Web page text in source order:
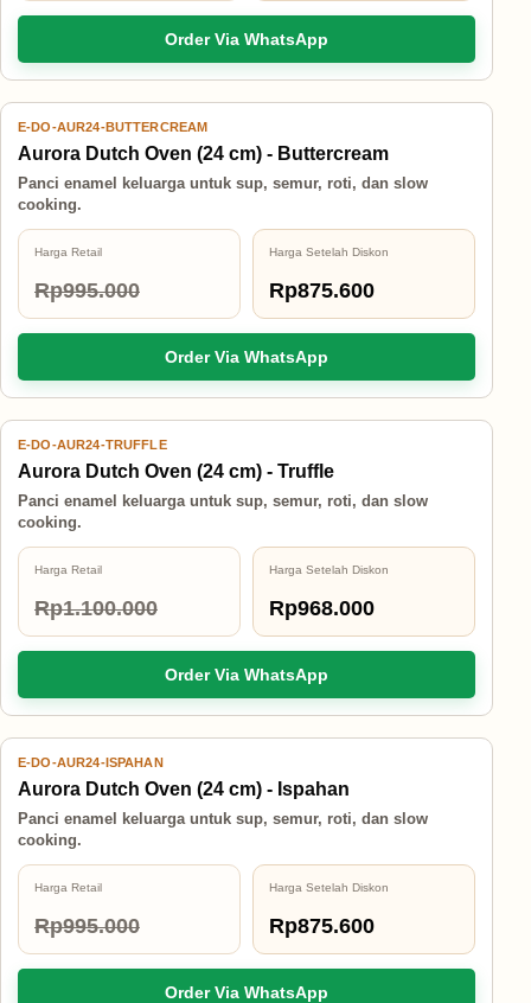
Order Via WhatsApp
12% OFF
E-DO-AUR24-BUTTERCREAM
Aurora Dutch Oven (24 cm) - Buttercream
Panci enamel keluarga untuk sup, semur, roti, dan slow
cooking.
Harga Retail
Rp995.000
Harga Setelah Diskon
Rp875.600
Order Via WhatsApp
12% OFF
E-DO-AUR24-TRUFFLE
Aurora Dutch Oven (24 cm) - Truffle
Panci enamel keluarga untuk sup, semur, roti, dan slow
cooking.
Harga Retail
Rp1.100.000
Harga Setelah Diskon
Rp968.000
Order Via WhatsApp
12% OFF
E-DO-AUR24-ISPAHAN
Aurora Dutch Oven (24 cm) - Ispahan
Panci enamel keluarga untuk sup, semur, roti, dan slow
cooking.
Harga Retail
Rp995.000
Harga Setelah Diskon
Rp875.600
Order Via WhatsApp